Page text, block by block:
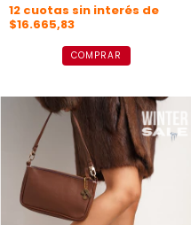
12 cuotas sin interés de
$16.665,83
COMPRAR